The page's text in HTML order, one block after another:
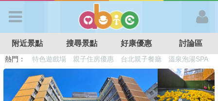
APP登入
首 頁
附近景點 搜尋景點 好康優惠 討論區
熱門： 溜滑梯民宿 觀光工廠 DIY摘果
日本親子景點
特色遊戲場
親子住房優惠 台北親子餐廳 溫泉泡湯SPA